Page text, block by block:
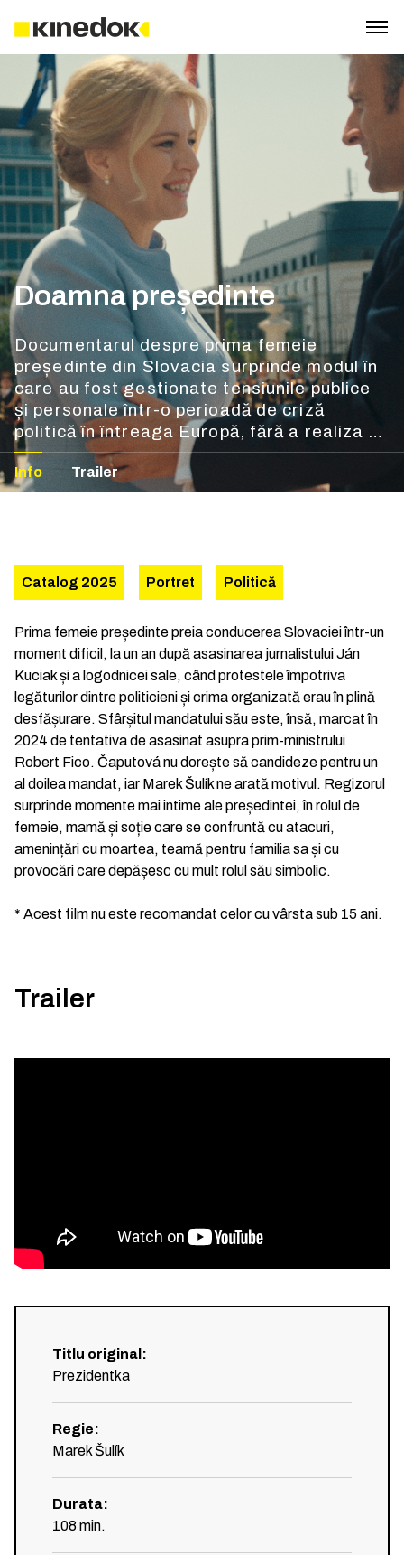
Doamna președinte
Documentarul despre prima femeie
președinte din Slovacia surprinde modul în
care au fost gestionate tensiunile publice
și personale într-o perioadă de criză
politică în întreaga Europă, fără a realiza un
portret festivist.
Info Trailer
Catalog 2025 Portret Politică
Prima femeie președinte preia conducerea Slovaciei într-un
moment dificil, la un an după asasinarea jurnalistului Ján
Kuciak și a logodnicei sale, când protestele împotriva
legăturilor dintre politicieni și crima organizată erau în plină
desfășurare. Sfârșitul mandatului său este, însă, marcat în
2024 de tentativa de asasinat asupra prim-ministrului
Robert Fico. Čaputová nu dorește să candideze pentru un
al doilea mandat, iar Marek Šulík ne arată motivul. Regizorul
surprinde momente mai intime ale președintei, în rolul de
femeie, mamă și soție care se confruntă cu atacuri,
amenințări cu moartea, teamă pentru familia sa și cu
provocări care depășesc cu mult rolul său simbolic.
* Acest film nu este recomandat celor cu vârsta sub 15 ani.
Trailer
Titlu original :
Prezidentka
Regie:
Marek Šulík
Durata:
108min.